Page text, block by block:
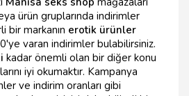
ürün gruplarında indirimler
bir markanın erotik ürünler
varan indirimler bulabilirsiniz.
kadar önemli olan bir diğer konu
iyi okumaktır. Kampanya
ve indirim oranları gibi